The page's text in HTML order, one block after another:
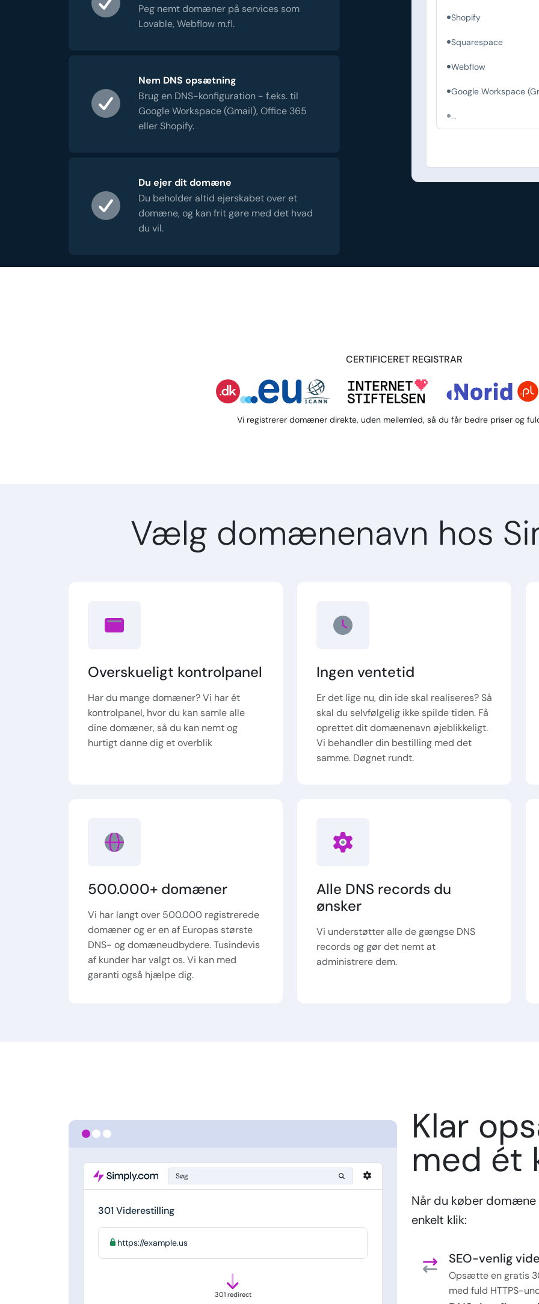
Peg nemt domæner på services som
Lovable, Webflow m.fl.
Nem DNS opsætning
Brug en DNS-konfiguration - f.eks. til
Google Workspace (Gmail), Office 365
eller Shopify.
Du ejer dit domæne
Du beholder altid ejerskabet over et
domæne, og kan frit gøre med det hvad
du vil.
Shopify
Squarespace
Webflow
Google Workspace
...
CERTIFICERET REGISTRAR
Vi registrerer domæner direkte, uden mellemled, så du får bedre priser og
Vælg domænenavn hos
Overskueligt kontrolpanel
Har du mange domæner? Vi har ét
kontrolpanel, hvor du kan samle alle
dine domæner, så du kan nemt og
hurtigt danne dig et overblik
Ingen ventetid
Er det lige nu, din ide skal realiseres? Så
skal du selvfølgelig ikke spilde tiden. Få
oprettet dit domænenavn øjeblikkeligt.
Vi behandler din bestilling med det
samme. Døgnet rundt.
500.000+ domæner
Vi har langt over 500.000 registrerede
domæner og er en af Europas største
DNS- og domæneudbydere. Tusindevis
af kunder har valgt os. Vi kan med
garanti også hjælpe dig.
Alle DNS records du
ønsker
Vi understøtter alle de gængse DNS
records og gør det nemt at
administrere dem.
Søg
301 Viderestilling
https://example.us
301 redirect
Klar
med ét
Når du køber domæne
enkelt klik:
SEO-venlig
Opsætte en gratis
med fuld HTTPS-